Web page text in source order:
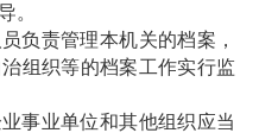
。
负责管理本机关的档案，
组织等的档案工作实行监
事业单位和其他组织应当